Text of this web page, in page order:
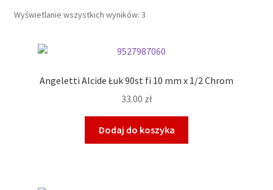
Wyświetlanie wszystkich wyników: 3
Angeletti Alcide Łuk 90st fi 10 mm x 1/2 Chrom
33.00 zł
Dodaj do koszyka